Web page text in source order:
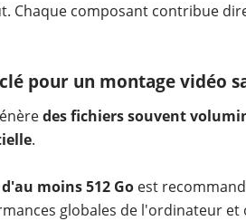
Chaque composant contribue
pour un montage vidéo
des fichiers souvent
.
moins 512 Goest
globales de l'ordinateur